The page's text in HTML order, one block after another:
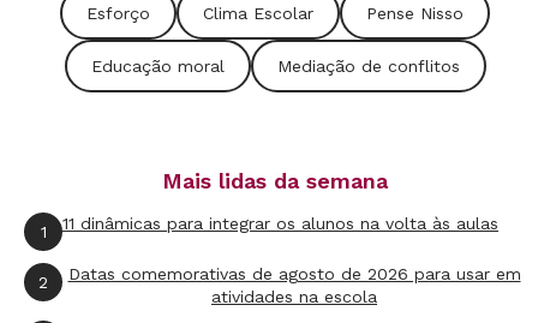
descontentamento. E comportamentos comuns
na adolescência, como afirmação pessoal pela
contestação, se agravados por grupos que só
intervenção específica.
Cada caso deve ser tratado sob uma
perspectiva educacional e institucional. Mas
Esforço Clima Escolar Pense Nisso
Educação moral Mediação de conflitos
Mais lidas da semana
1 11 dinâmicas para integrar os alunos na volta às aulas
2
Datas comemorativas de agosto de 2026 para usar em
atividades na escola